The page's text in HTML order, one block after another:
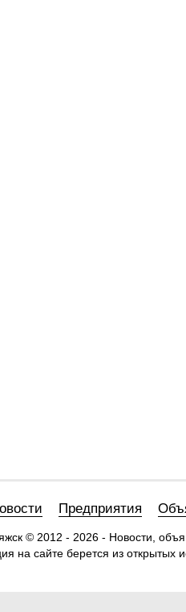
Предприятия
© 2012 - 2026 - Новости,
на сайте берется из открытых